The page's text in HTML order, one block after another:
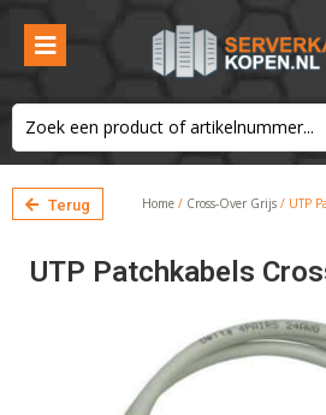
Terug Home / Cross-Over Grijs / UTP
UTP Patchkabels